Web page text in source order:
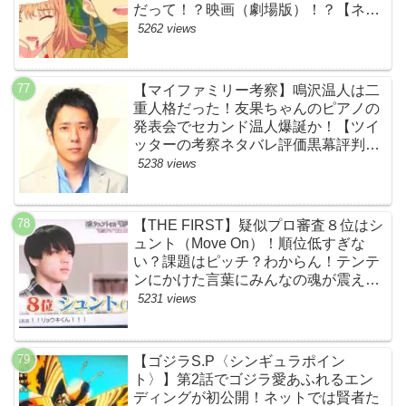
だって！？映画（劇場版）！？【ネッ
トの考察ネタバレ感想まとめ・最終
5262 views
【マイファミリー考察】鳴沢温人は二
重人格だった！友果ちゃんのピアノの
発表会でセカンド温人爆誕か！【ツイ
ッターの考察ネタバレ評価黒幕評判感
想批判原作犯人キャスト脚本あらすじ
5238 views
【THE FIRST】疑似プロ審査８位はシ
ュント（Move On）！順位低すぎな
い？課題はピッチ？わからん！テンテ
ンにかけた言葉にみんなの魂が震えて
ます…【ザファースト・ネットのネタ
5231 views
【ゴジラS.P〈シンギュラポイン
ト〉】第2話でゴジラ愛あふれるエン
ディングが初公開！ネットでは賢者た